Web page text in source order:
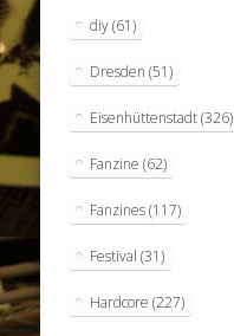
diy(61)
Dresden (51)
Eisenhüttenstadt(326)
Fanzine (62)
Fanzines(117)
Festival (31)
Hardcore (227)